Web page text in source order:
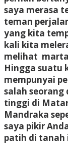
saya merasa
teman
yang kita
kali kita
melihat
Hingga suatu
mempunyai
salah
tinggi di
Mandraka
saya pikir
patih di tanah